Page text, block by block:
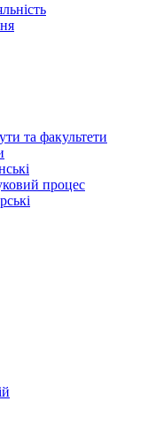
та факультети
процес